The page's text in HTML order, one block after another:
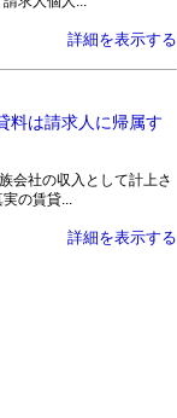
詳細を表示する
料は請求人に帰属す
会社の収入として計上さ
の賃貸...
詳細を表示する